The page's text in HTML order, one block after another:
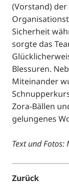
(Vorstand) der
Sicherheit
sorgte das
Blessuren.
Miteinander
Zora-Bällen
gelungenes
Text und Fotos:
Zurück